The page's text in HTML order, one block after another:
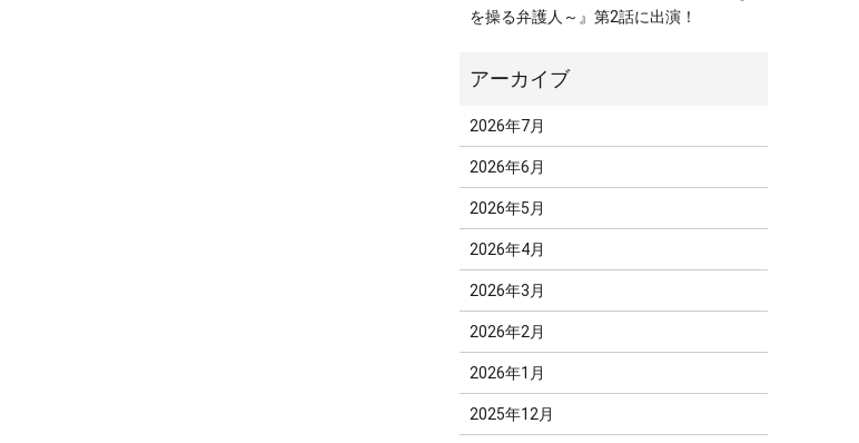
を操る弁護人～』第2話に出演！
2026年7月
2026年6月
2026年5月
2026年4月
2026年3月
2026年2月
2026年1月
2025年12月